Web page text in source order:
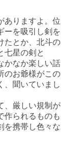
ありますよ。位
ーを吸引し剣を
たとか、北斗の
七星の剣と
かなか楽しい話
のお爺様がこの
、聞いていまし
、厳しい規制が
作られるものも
を携帯し色々な